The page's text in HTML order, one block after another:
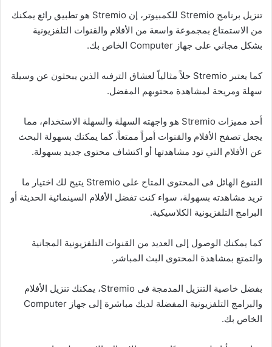
تنزيل برنامج Stremio للكمبيوتر، إن Stremio هو تطبيق رائع يمكنك
من الاستمتاع بمجموعة واسعة من الأفلام والقنوات التلفزيونية
بشكل مجاني على جهاز Computer الخاص بك.
كما يعتبر Stremio حلاً مثالياً لعشاق الترفىه الذين يبحثون عن وسيلة
سهلة ومريحة لمشاهدة محتوىهم المفضل.
أحد مميزات Stremio هو واجهته السهلة والسهلة الاستخدام، مما
يجعل تصفح الأفلام والقنوات أمراً ممتعاً. كما يمكنك بسهولة البحث
عن الأفلام التي تود مشاهدتها أو اكتشاف محتوى جديد بسهولة.
التنوع الهائل فى المحتوى المتاح على Stremio يتيح لك اختيار ما
تريد مشاهدته بسهولة، سواء كنت تفضل الأفلام السينمائية الحديثة أو
البرامج التلفزيونية الكلاسيكية.
كما يمكنك الوصول إلى العديد من القنوات التلفزيونية المجانية
والتمتع بمشاهدة المحتوى البث المباشر.
بفضل خاصية التنزيل المدمجة فى Stremio، يمكنك تنزيل الأفلام
والبرامج التلفزيونية المفضلة لديك مباشرة إلى جهاز Computer
الخاص بك.